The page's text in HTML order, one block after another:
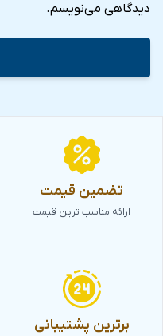
دیدگاهی می‌نویسم.
تضمین قیمت
ارائه مناسب ترین قیمت
برترین پشتیبانی